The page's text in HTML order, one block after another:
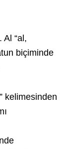
Al “al,
biçiminde
kelimesinden